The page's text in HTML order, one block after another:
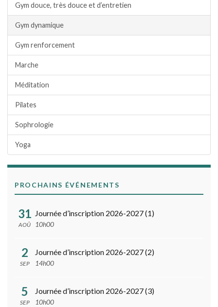
Gym douce, très douce et d’entretien
Gym dynamique
Gym renforcement
Marche
Méditation
Pilates
Sophrologie
Yoga
PROCHAINS ÉVÉNEMENTS
31
AOÛ
Journée d’inscription 2026-2027 (1)
10h00
2
SEP
Journée d’inscription 2026-2027 (2)
14h00
5
SEP
Journée d’inscription 2026-2027 (3)
10h00